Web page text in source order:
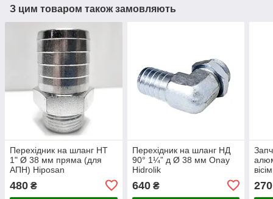
З цим товаром також замовляють
Перехідник на шланг НТ
1" Ø 38 мм пряма (для
АПН) Hiposan
480 ₴
Перехідник на шланг НД
90° 1¼” д Ø 38 мм Onay
Hidrolik
640₴ 270